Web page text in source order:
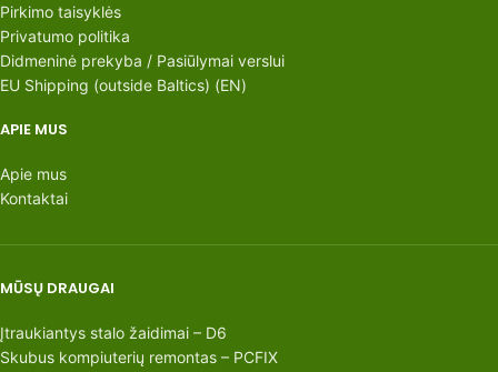
Pirkimo taisyklės
Privatumo politika
Didmeninė prekyba / Pasiūlymai verslui
EU Shipping (outside Baltics) (EN)
APIE MUS
Apie mus
Kontaktai
MŪSŲ DRAUGAI
Įtraukiantys stalo žaidimai – D6
Skubus kompiuterių remontas – PCFIX